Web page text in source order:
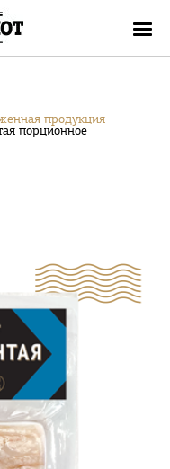
продукция
порционное